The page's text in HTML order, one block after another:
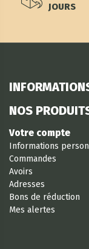
JOURS
NOS
Votre compte
Informations
Commandes
Avoirs
Adresses
Bons de réduction
Mes alertes